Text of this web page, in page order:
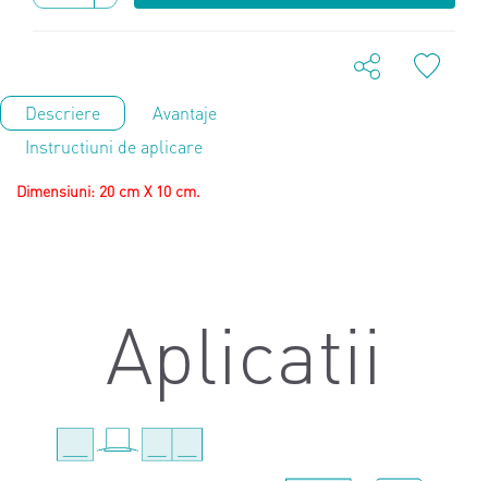
Descriere
Avantaje
Instructiuni de aplicare
Dimensiuni: 20 cm X 10 cm.
Aplicatii